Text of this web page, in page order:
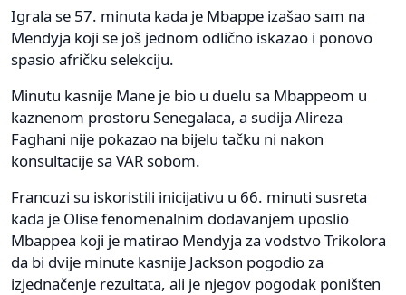
Igrala se 57. minuta kada je Mbappe izašao sam na
Mendyja koji se još jednom odlično iskazao i ponovo
spasio afričku selekciju.
Minutu kasnije Mane je bio u duelu sa Mbappeom u
kaznenom prostoru Senegalaca, a sudija Alireza
Faghani nije pokazao na bijelu tačku ni nakon
konsultacije sa VAR sobom.
Francuzi su iskoristili inicijativu u 66. minuti susreta
kada je Olise fenomenalnim dodavanjem uposlio
Mbappea koji je matirao Mendyja za vodstvo Trikolora
da bi dvije minute kasnije Jackson pogodio za
izjednačenje rezultata, ali je njegov pogodak poništen